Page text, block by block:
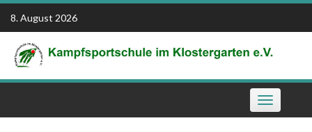
Skip
content
8. August 2026
Toggle
navigation